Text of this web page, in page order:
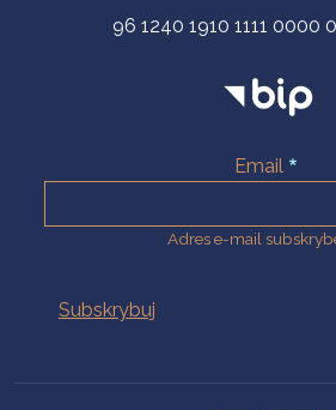
96 1240 1910 1111 0000
Email
Adres e-mail